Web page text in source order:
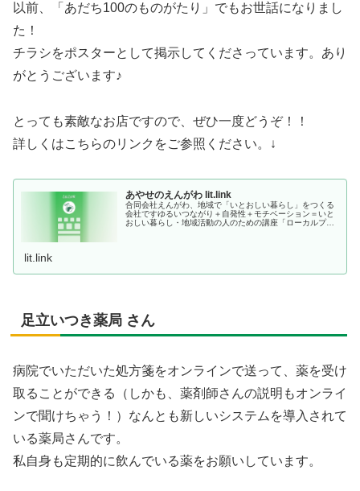
以前、「あだち100のものがたり」でもお世話になりまし
た！
チラシをポスターとして掲示してくださっています。あり
がとうございます♪
とっても素敵なお店ですので、ぜひ一度どうぞ！！
詳しくはこちらのリンクをご参照ください。↓
あやせのえんがわ lit.link
合同会社えんがわ、地域で「いとおしい暮らし」をつくる
会社ですゆるいつながり＋自発性＋モチベーション＝いと
おしい暮らし・地域活動の人のための講座「ローカルプレ
lit.link
足立いつき薬局 さん
病院でいただいた処方箋をオンラインで送って、薬を受け
取ることができる（しかも、薬剤師さんの説明もオンライ
ンで聞けちゃう！）なんとも新しいシステムを導入されて
いる薬局さんです。
私自身も定期的に飲んでいる薬をお願いしています。